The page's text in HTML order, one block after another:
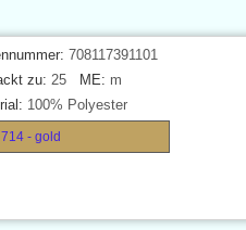
708117391101
zu: 25 ME: m
100% Polyester
714 - gold